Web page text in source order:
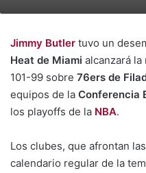
Jimmy Butler tuvo un
Heat de Miami alcanzará
101-99 sobre 76ers de
equipos de la Conferencia
los playoffs de la NBA.
Los clubes, que afrontan
calendario regular de la